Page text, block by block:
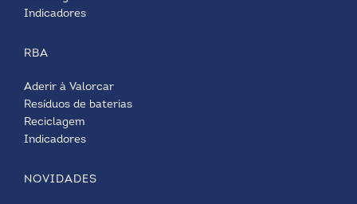
Indicadores
RBA
Aderir à Valorcar
Resíduos de baterias
Reciclagem
Indicadores
NOVIDADES